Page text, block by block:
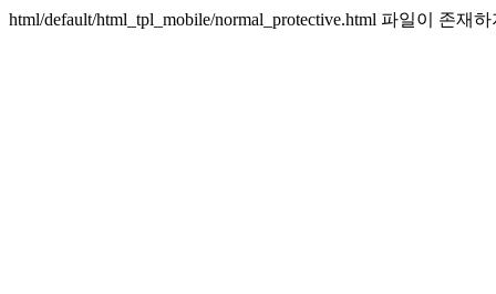
html/default/html_tpl_mobile/normal_protective.html 파일이 존재